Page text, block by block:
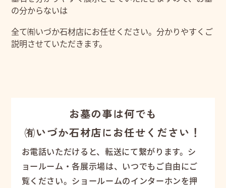
の分からないは
全て㈲いづか石材店にお任せください。分かりやすくご
説明させていただきます。
お墓の事は何でも
㈲いづか石材店にお任せください！
お電話いただけると、転送にて繋がります。シ
ョールーム・各展示場は、いつでもご自由にご
覧ください。ショールームのインターホンを押